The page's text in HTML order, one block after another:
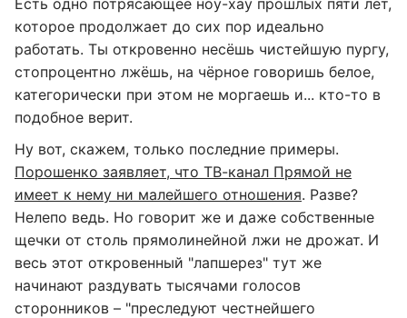
Есть одно потрясающее ноу-хау прошлых пяти лет,
которое продолжает до сих пор идеально
работать. Ты откровенно несёшь чистейшую пургу,
стопроцентно лжёшь, на чёрное говоришь белое,
категорически при этом не моргаешь и... кто-то в
подобное верит.
Ну вот, скажем, только последние примеры.
Порошенко заявляет, что ТВ-канал Прямой не
имеет к нему ни малейшего отношения. Разве?
Нелепо ведь. Но говорит же и даже собственные
щечки от столь прямолинейной лжи не дрожат. И
весь этот откровенный "лапшерез" тут же
начинают раздувать тысячами голосов
сторонников – "преследуют честнейшего